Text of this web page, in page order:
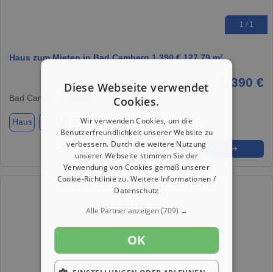
1 / 1
Haus zum Mieten in Bad Camberg 1.390 € 127.79 m²
1.390 €
Bad Camberg, 65520
Haus ca. 127,79 m² Zimmer 4.5
★ ➦ ➜
Diese Webseite verwendet
Cookies.
Wir verwenden Cookies, um die
Benutzerfreundlichkeit unserer Website zu
verbessern. Durch die weitere Nutzung
unserer Webseite stimmen Sie der
Verwendung von Cookies gemäß unserer
Cookie-Richtlinie zu.Weitere Informationen /
Datenschutz
Alle Partner anzeigen(709) →
OK